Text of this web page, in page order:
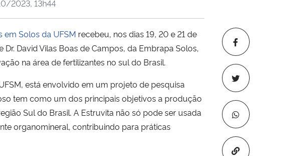
Copiar para
2023, 13h44
Solos da UFSM recebeu, nos dias 19, 20 e 21 de
David Vilas Boas de Campos, da Embrapa Solos,
na área de fertilizantes no sul do Brasil.
está envolvido em um projeto de pesquisa
tem como um dos principais objetivos a produção
Sul do Brasil. A Estruvita não só pode ser usada
organomineral, contribuindo para práticas